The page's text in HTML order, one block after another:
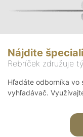
Nájdite
Rebríček združuje
Hľadáte odborníka vo
vyhľadávač.